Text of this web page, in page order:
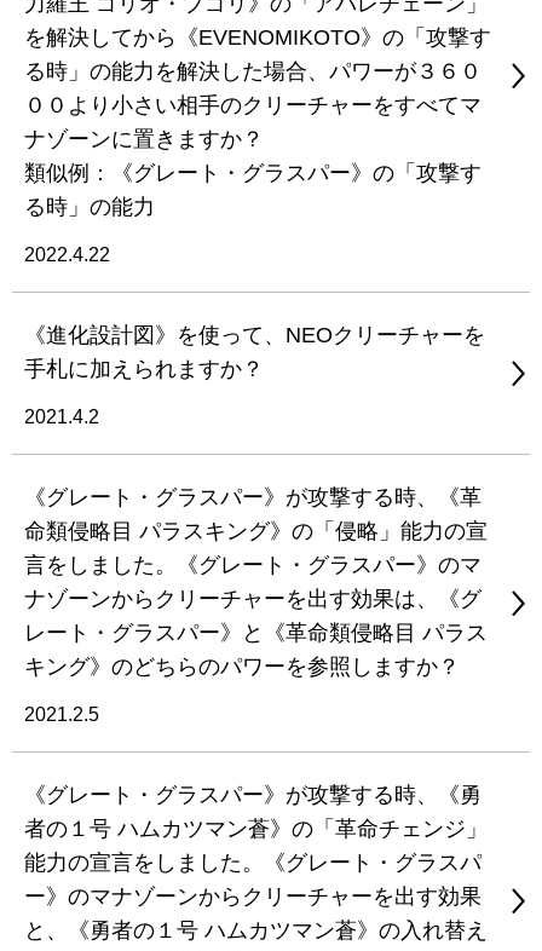
を解決してから《EVENOMIKOTO》の「攻撃す
る時」の能力を解決した場合、パワーが３６０
００より小さい相手のクリーチャーをすべてマ
ナゾーンに置きますか？
類似例：《グレート・グラスパー》の「攻撃す
る時」の能力
2022.4.22
《進化設計図》を使って、NEOクリーチャーを
手札に加えられますか？
2021.4.2
《グレート・グラスパー》が攻撃する時、《革
命類侵略目 パラスキング》の「侵略」能力の宣
言をしました。《グレート・グラスパー》のマ
ナゾーンからクリーチャーを出す効果は、《グ
レート・グラスパー》と《革命類侵略目 パラス
キング》のどちらのパワーを参照しますか？
2021.2.5
《グレート・グラスパー》が攻撃する時、《勇
者の１号 ハムカツマン蒼》の「革命チェンジ」
能力の宣言をしました。《グレート・グラスパ
ー》のマナゾーンからクリーチャーを出す効果
と、《勇者の１号 ハムカツマン蒼》の入れ替え